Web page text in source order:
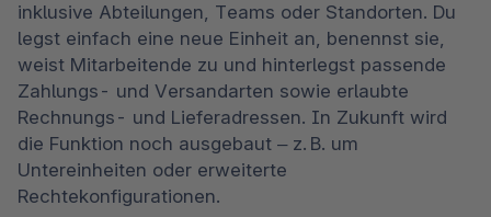
inklusive Abteilungen, Teams oder Standorten. Du
legst einfach eine neue Einheit an, benennst sie,
weist Mitarbeitende zu und hinterlegst passende
Zahlungs- und Versandarten sowie erlaubte
Rechnungs- und Lieferadressen. In Zukunft wird
die Funktion noch ausgebaut – z. B. um
Untereinheiten oder erweiterte
Rechtekonfigurationen.